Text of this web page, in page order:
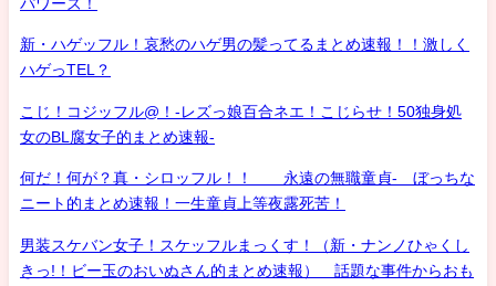
パワーズ！
新・ハゲッフル！哀愁のハゲ男の髪ってるまとめ速報！！激しく
ハゲっTEL？
こじ！コジッフル@！-レズっ娘百合ネエ！こじらせ！50独身処
女のBL腐女子的まとめ速報-
何だ！何が？真・シロッフル！！ 永遠の無職童貞- ぼっちな
ニート的まとめ速報！一生童貞上等夜露死苦！
男装スケバン女子！スケッフルまっくす！（新・ナンノひゃくし
きっ!！ビー玉のおいぬさん的まとめ速報） 話題な事件からおも